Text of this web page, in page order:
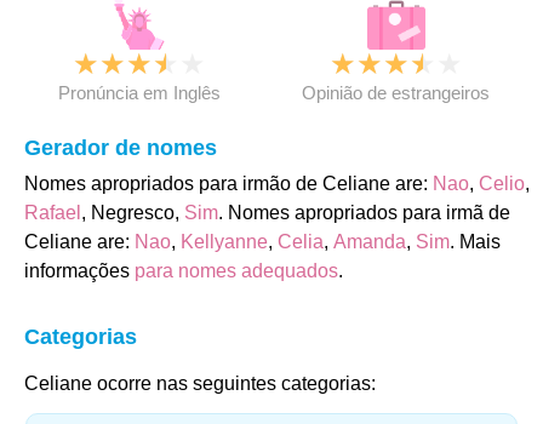
★★★★
Pronúncia em Inglês
★★★★
Opinião de estrangeiros
Gerador de nomes
Nomes apropriados para irmão de Celiane are: Nao, Celio,
Rafael , Negresco, Sim. Nomes apropriados para irmã de
Celiane are: Nao, Kellyanne, Celia, Amanda, Sim. Mais
informações para nomes adequados.
Categorias
Celiane ocorre nas seguintes categorias: